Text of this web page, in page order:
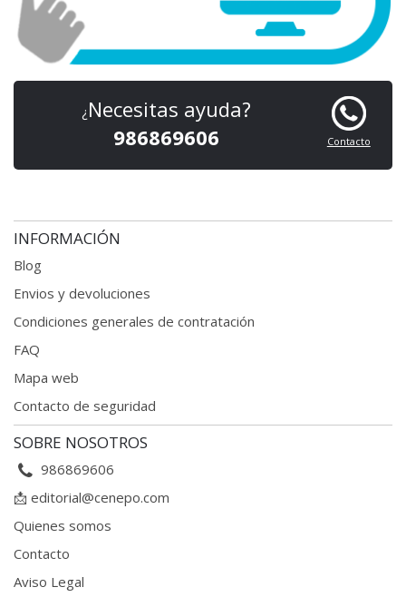
Contacto
¿ Necesitas ayuda?
986869606
INFORMACIÓN
Blog
Envios y devoluciones
Condiciones generales de contratación
FAQ
Mapa web
Contacto de seguridad
SOBRE NOSOTROS
986869606
📩 editorial@cenepo.com
Quienes somos
Contacto
Aviso Legal